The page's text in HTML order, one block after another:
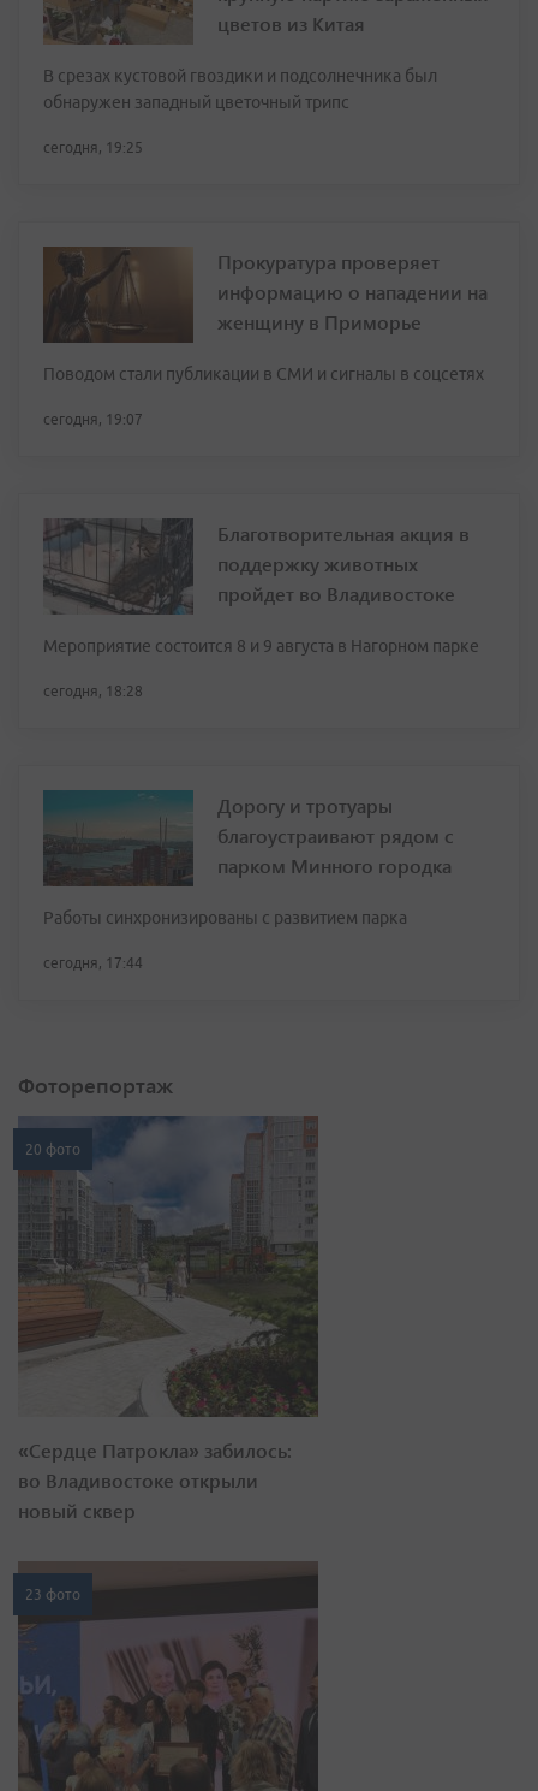
цветов из Китая
В срезах кустовой гвоздики и подсолнечника был
обнаружен западный цветочный трипс
сегодня, 19:25
Прокуратура проверяет
информацию о нападении на
женщину в Приморье
Поводом стали публикации в СМИ и сигналы в соцсетях
сегодня, 19:07
Благотворительная акция в
поддержку животных
пройдет во Владивостоке
Мероприятие состоится 8 и 9 августа в Нагорном парке
сегодня, 18:28
Дорогу и тротуары
благоустраивают рядом с
парком Минного городка
Работы синхронизированы с развитием парка
сегодня, 17:44
Фоторепортаж
20 фото
«Сердце Патрокла» забилось:
во Владивостоке открыли
новый сквер
23 фото